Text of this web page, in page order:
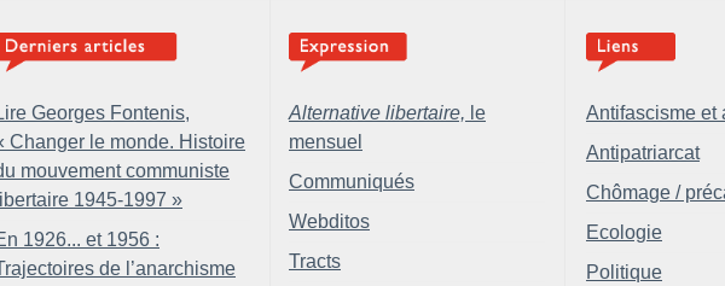
Georges Fontenis,
Changer le monde. Histoire
mouvement communiste
1945-1997 »
1926... et 1956 :
de l’anarchisme
Alternative libertaire, le
mensuel
Communiqués
Webditos
Tracts
Antifascisme et
Antipatriarcat
Chômage /
Ecologie
Politique